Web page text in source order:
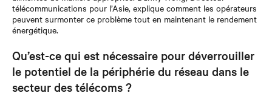
télécommunications pour l’Asie, explique comment les opérateurs
peuvent surmonter ce problème tout en maintenant le rendement
énergétique.
Qu’est-ce qui est nécessaire pour déverrouiller
le potentiel de la périphérie du réseau dans le
secteur des télécoms ?